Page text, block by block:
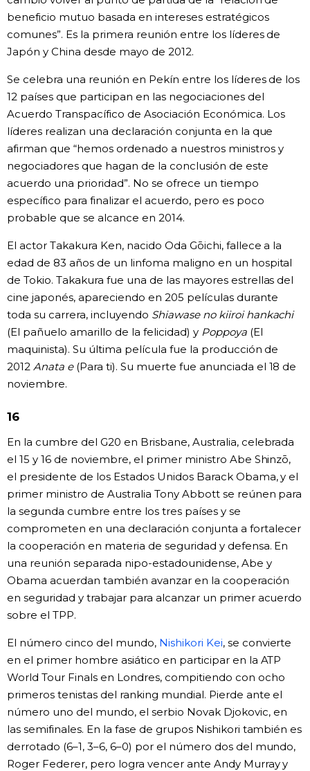
beneficio mutuo basada en intereses estratégicos
comunes”. Es la primera reunión entre los líderes de
Japón y China desde mayo de 2012.
Se celebra una reunión en Pekín entre los líderes de los
12 países que participan en las negociaciones del
Acuerdo Transpacífico de Asociación Económica. Los
líderes realizan una declaración conjunta en la que
afirman que “hemos ordenado a nuestros ministros y
negociadores que hagan de la conclusión de este
acuerdo una prioridad”. No se ofrece un tiempo
específico para finalizar el acuerdo, pero es poco
probable que se alcance en 2014.
El actor Takakura Ken, nacido Oda Gōichi, fallece a la
edad de 83 años de un linfoma maligno en un hospital
de Tokio. Takakura fue una de las mayores estrellas del
cine japonés, apareciendo en 205 películas durante
toda su carrera, incluyendo Shiawase no kiiroi hankachi
(El pañuelo amarillo de la felicidad) y Poppoya(El
maquinista). Su última película fue la producción de
2012 Anata e(Para ti). Su muerte fue anunciada el 18 de
noviembre.
16
En la cumbre del G20 en Brisbane, Australia, celebrada
el 15 y 16 de noviembre, el primer ministro Abe Shinzō,
el presidente de los Estados Unidos Barack Obama, y el
primer ministro de Australia Tony Abbott se reúnen para
la segunda cumbre entre los tres países y se
comprometen en una declaración conjunta a fortalecer
la cooperación en materia de seguridad y defensa. En
una reunión separada nipo-estadounidense, Abe y
Obama acuerdan también avanzar en la cooperación
en seguridad y trabajar para alcanzar un primer acuerdo
sobre el TPP.
El número cinco del mundo, Nishikori Kei, se convierte
en el primer hombre asiático en participar en la ATP
World Tour Finals en Londres, compitiendo con ocho
primeros tenistas del ranking mundial. Pierde ante el
número uno del mundo, el serbio Novak Djokovic, en
las semifinales. En la fase de grupos Nishikori también es
derrotado (6–1, 3–6, 6–0) por el número dos del mundo,
Roger Federer, pero logra vencer ante Andy Murray y